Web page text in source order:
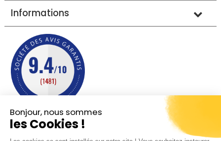
Bonjour, nous sommes
les Cookies !
Informations
Mentions légales
Conditions générales de vente